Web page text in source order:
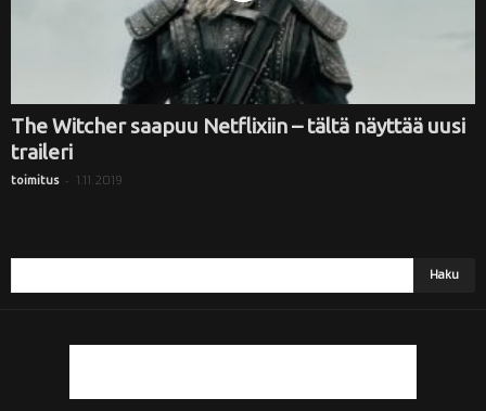
The Witcher saapuu Netflixiin – tältä näyttää uusi
traileri
toimitus - 1.11.2019